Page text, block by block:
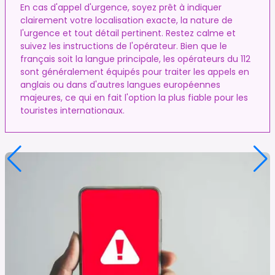
En cas d'appel d'urgence, soyez prêt à indiquer
clairement votre localisation exacte, la nature de
l'urgence et tout détail pertinent. Restez calme et
suivez les instructions de l'opérateur. Bien que le
français soit la langue principale, les opérateurs du 112
sont généralement équipés pour traiter les appels en
anglais ou dans d'autres langues européennes
majeures, ce qui en fait l'option la plus fiable pour les
touristes internationaux.